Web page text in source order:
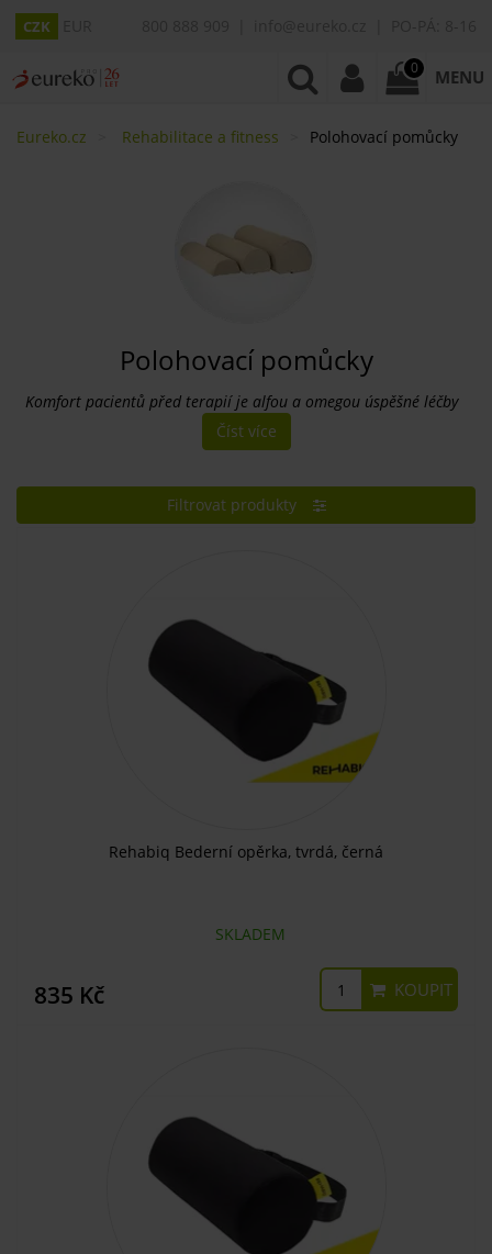
CZK
0 MENU
Eureko.cz Rehabilitace a fitness Polohovací pomůcky
Polohovací pomůcky
Komfort pacientů před terapií je alfou a omegou úspěšné léčby
Číst více
Filtrovat produkty
Rehabiq Bederní opěrka, tvrdá, černá
SKLADEM
835 Kč KOUPIT